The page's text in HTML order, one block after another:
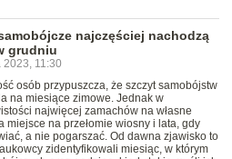
najczęściej nachodzą
grudniu
2023, 11:30
osób przypuszcza, że szczyt samobójstw
na miesiące zimowe. Jednak w
najwięcej zamachów na własne
miejsce na przełomie wiosny i lata, gdy
a nie pogarszać. Od dawna zjawisko to
zidentyfikowali miesiąc, w którym